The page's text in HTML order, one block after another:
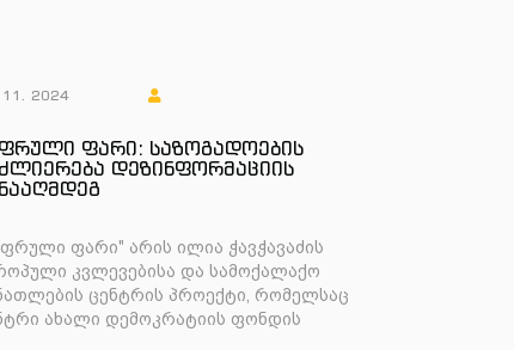
11. 2024
ფარი: საზოგადოების
დეზინფორმაციის
ფარი" არის ილია ჭავჭავაძის
კვლევებისა და სამოქალაქო
ცენტრის პროექტი, რომელსაც
ახალი დემოკრატიის ფონდის